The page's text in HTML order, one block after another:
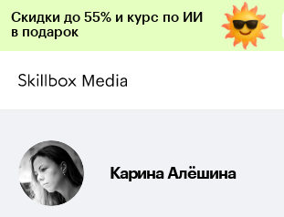
Скидки до 55% и курс по ИИ
в подарок
Карина Алёшина